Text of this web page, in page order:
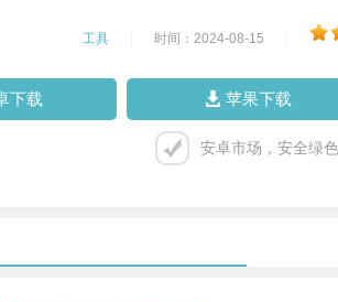
工具 时间：2024-08-15
下载 苹果下载
安卓市场，安全绿色